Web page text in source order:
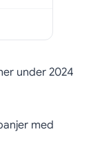
under 2024
med